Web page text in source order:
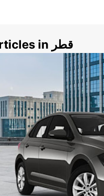
Our Blog articles in قطر